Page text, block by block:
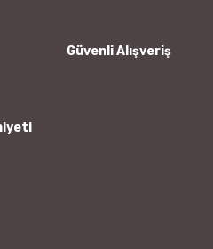
Güvenli Alışveriş